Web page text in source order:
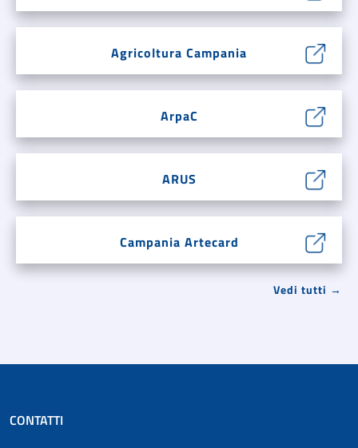
Agricoltura Campania
ArpaC
ARUS
Campania Artecard
Vedi tutti →
CONTATTI